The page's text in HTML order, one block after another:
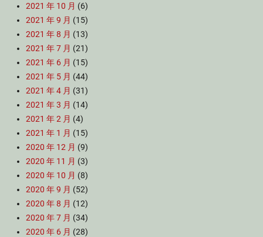
2021 年 10 月 (6)
2021 年 9 月 (15)
2021 年 8 月 (13)
2021 年 7 月 (21)
2021 年 6 月 (15)
2021 年 5 月 (44)
2021 年 4 月 (31)
2021 年 3 月 (14)
2021 年 2 月 (4)
2021 年 1 月 (15)
2020 年 12 月 (9)
2020 年 11 月 (3)
2020 年 10 月 (8)
2020 年 9 月 (52)
2020 年 8 月 (12)
2020 年 7 月 (34)
2020 年 6 月 (28)